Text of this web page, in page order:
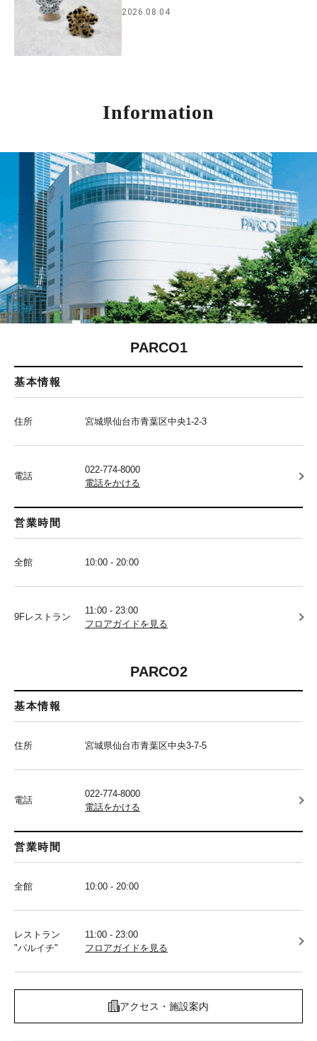
2026.08.04
Information
PARCO1
基本情報
住所 宮城県仙台市青葉区中央1-2-3
電話
022-774-8000
電話をかける
営業時間
全館 10:00 - 20:00
9Fレストラン
11:00 - 23:00
フロアガイドを見る
PARCO2
基本情報
住所 宮城県仙台市青葉区中央3-7-5
電話
022-774-8000
電話をかける
営業時間
全館 10:00 - 20:00
レストラン
"パルイチ"
11:00 - 23:00
フロアガイドを見る
アクセス・施設案内